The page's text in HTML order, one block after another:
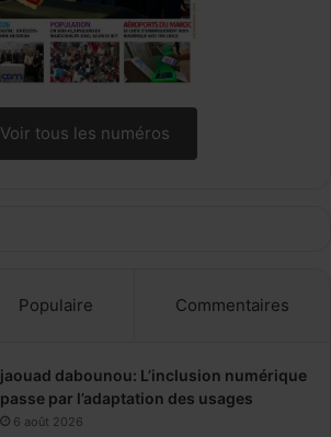
Voir tous les numéros
Populaire Commentaires
jaouad dabounou: L’inclusion numérique
passe par l’adaptation des usages
6 août 2026